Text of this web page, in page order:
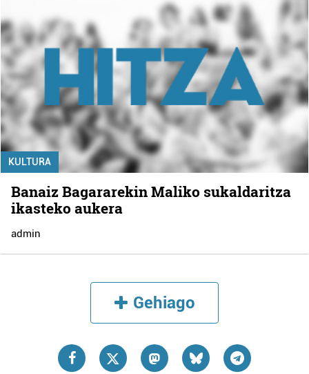
KULTURA
Banaiz Bagararekin Maliko sukaldaritza
ikasteko aukera
admin
Gehiago